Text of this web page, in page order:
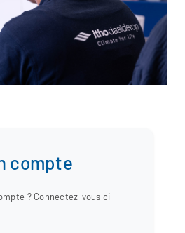
compte
? Connectez-vous ci-